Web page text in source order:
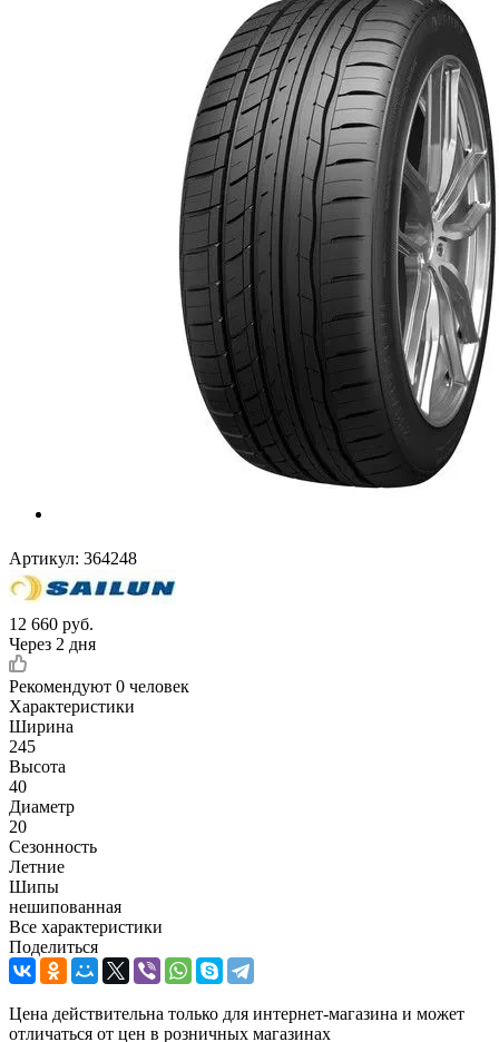
Артикул: 364248
12 660 руб.
Через 2 дня
Рекомендуют 0 человек
Характеристики
Ширина
245
Высота
40
Диаметр
20
Сезонность
Летние
Шипы
нешипованная
Все характеристики
Поделиться
Цена действительна только для интернет-магазина и может
отличаться от цен в розничных магазинах